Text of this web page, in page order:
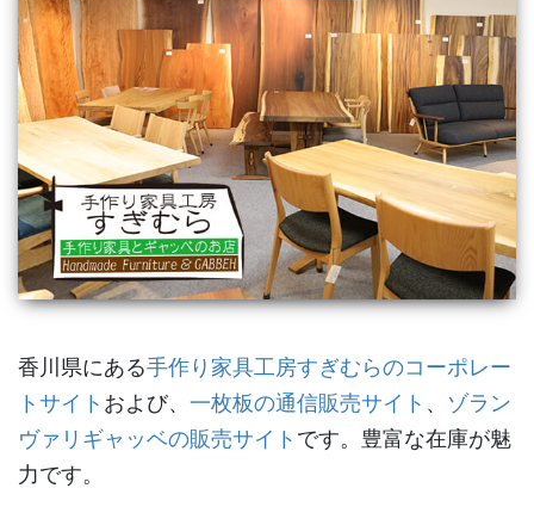
香川県にある手作り家具工房すぎむらのコーポレー
トサイト および、 一枚板の通信販売サイト 、 ゾラン
ヴァリギャッベの販売サイト です。豊富な在庫が魅
力です。